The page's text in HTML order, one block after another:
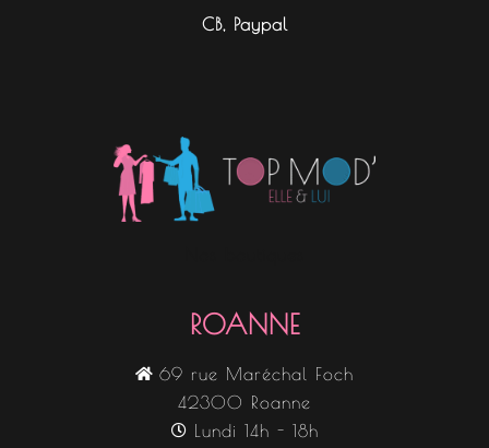
CB, Paypal
ROANNE
69 rue Maréchal Foch
42300 Roanne
Lundi 14h - 18h